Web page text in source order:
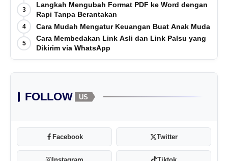
3
Langkah Mengubah Format PDF ke Word dengan
Rapi Tanpa Berantakan
4 Cara Mudah Mengatur Keuangan Buat Anak Muda
5
Cara Membedakan Link Asli dan Link Palsu yang
Dikirim via WhatsApp
FOLLOW US
Facebook Twitter